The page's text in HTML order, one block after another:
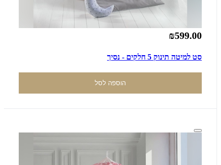
₪599.00
סט למיטה תינוק 5 חלקים - נסיך
הוספה לסל